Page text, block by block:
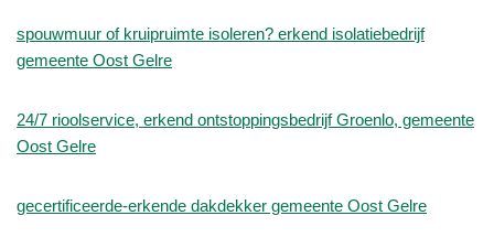
spouwmuur of kruipruimte isoleren? erkend isolatiebedrijf
gemeente Oost Gelre
24/7 rioolservice, erkend ontstoppingsbedrijf Groenlo, gemeente
Oost Gelre
gecertificeerde-erkende dakdekker gemeente Oost Gelre